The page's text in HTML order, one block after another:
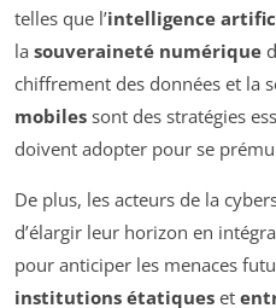
telles que l’intelligence
la souveraineté numérique
chiffrement des données et la
mobiles sont des stratégies
doivent adopter pour se
De plus, les acteurs de la
d’élargir leur horizon en
pour anticiper les menaces
institutions étatiques et